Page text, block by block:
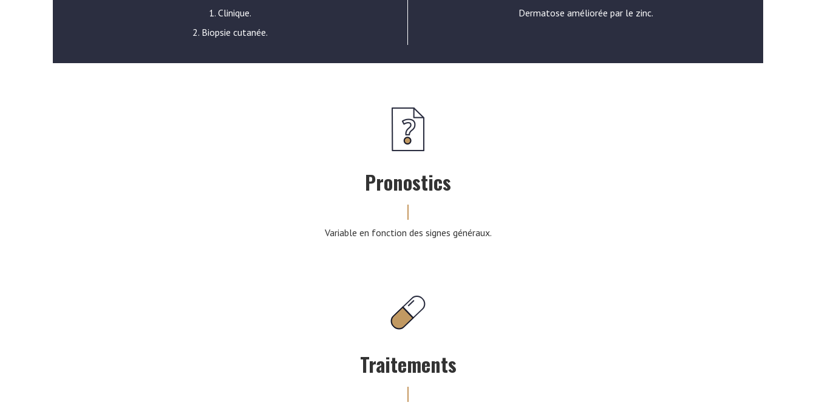
1. Clinique.
2. Biopsie cutanée.
Dermatose améliorée par le zinc.
Pronostics
Variable en fonction des signes généraux.
Traitements